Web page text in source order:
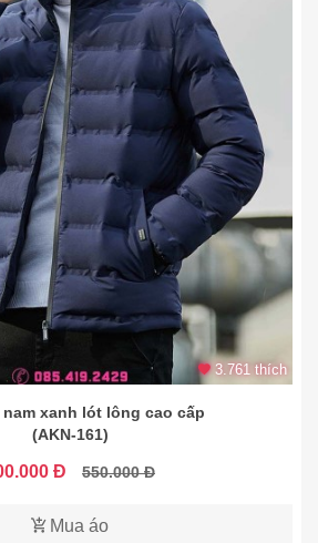
3.761 thích
xanh lót lông cao cấp
(AKN-161)
Đ 550.000 Đ
Mua áo